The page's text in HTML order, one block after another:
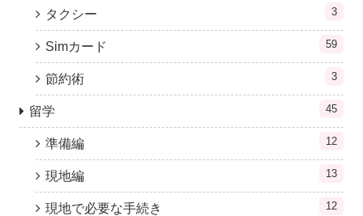
タクシー 3
Simカード 59
節約術 3
留学 45
準備編 12
現地編 13
現地で必要な手続き 12